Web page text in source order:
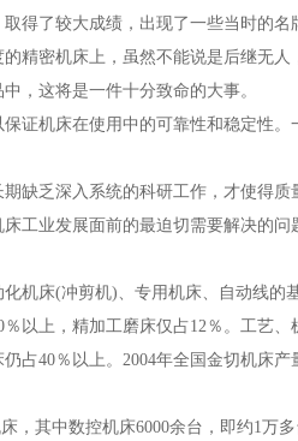
得了较大成绩，出现了一些当时的
精密机床上，虽然不能说是后继无
，这将是一件十分致命的大事。
机床在使用中的可靠性和稳定性。
乏深入系统的科研工作，才使得质
工业发展面前的最迫切需要解决的问
床(冲剪机)、专用机床、自动线的
以上，精加工磨床仅占12％。工艺、
40％以上。2004年全国金切机床产
其中数控机床6000余台，即约1万